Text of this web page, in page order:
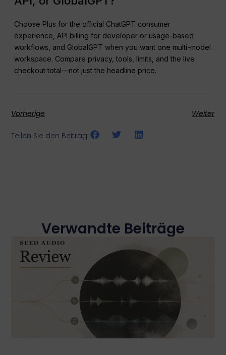
Choose Plus for the official ChatGPT consumer
experience, API billing for developer or usage-based
workflows, and GlobalGPT when you want one multi-model
workspace. Compare privacy, tools, limits, and the live
checkout total—not just the headline price.
Vorherige Weiter
Teilen Sie den Beitrag:
Verwandte Beiträge